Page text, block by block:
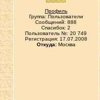
Профиль
Группа: Пользователи
Сообщений: 888
Спасибок: 2
Пользователь №: 20 749
Регистрация: 17.07.2008
Откуда:Москва